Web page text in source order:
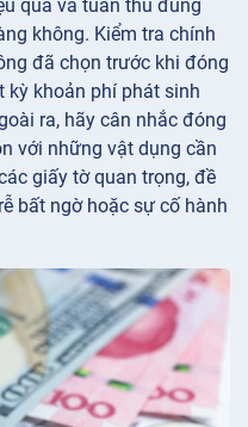
quả và tuân thủ đúng
không. Kiểm tra chính
đã chọn trước khi đóng
kỳ khoản phí phát sinh
ra, hãy cân nhắc đóng
với những vật dụng cần
giấy tờ quan trọng, đề
bất ngờ hoặc sự cố hành